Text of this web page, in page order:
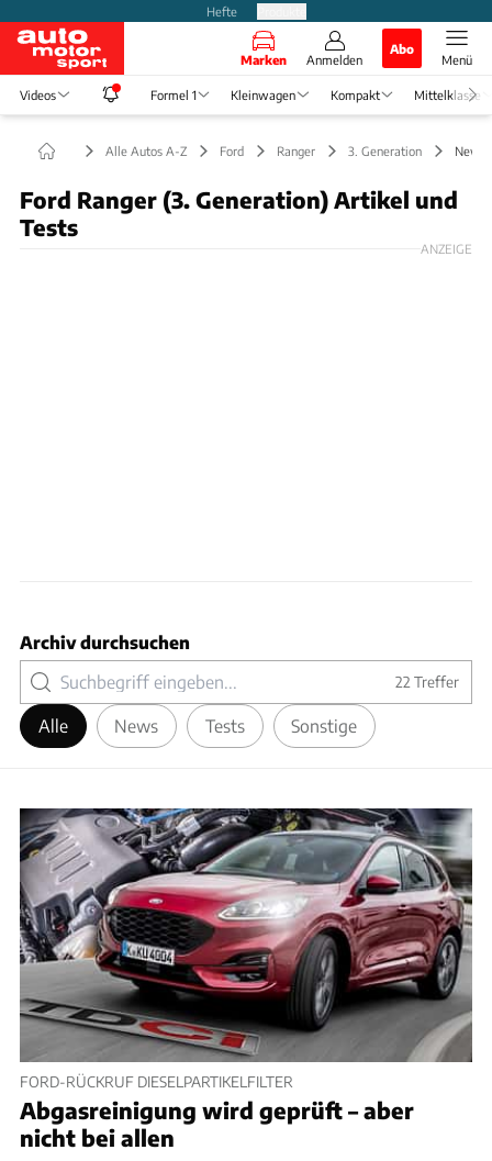
Hefte
Marken Anmelden
Abo
Menü
Videos Formel 1 Kleinwagen Kompakt Mittelklasse
Alle Autos A-Z Ford Ranger 3. Generation News
Ford Ranger (3. Generation) Artikel und
Tests
ANZEIGE
Archiv durchsuchen
22 Treffer
Alle News Tests Sonstige
FORD-RÜCKRUF DIESELPARTIKELFILTER
Abgasreinigung wird geprüft – aber
nicht bei allen